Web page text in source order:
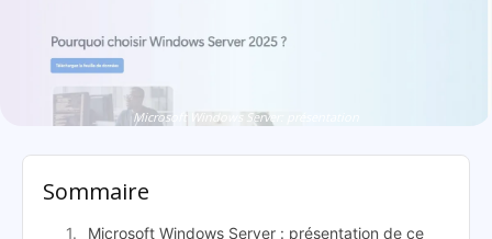
Microsoft Windows Server: présentation
Sommaire
Microsoft Windows Server : présentation de ce